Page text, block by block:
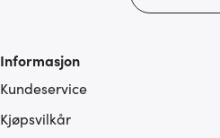
Informasjon
Kundeservice
Kjøpsvilkår